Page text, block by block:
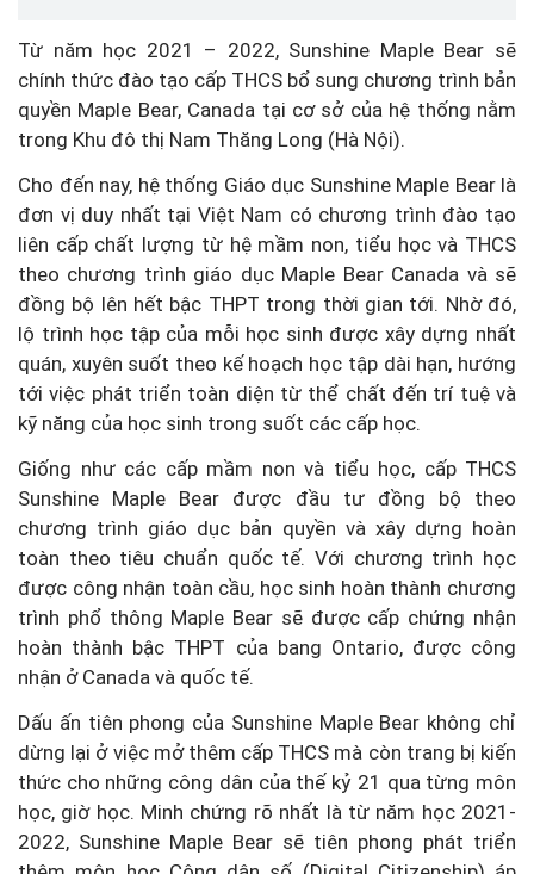
Từ năm học 2021 – 2022, Sunshine Maple Bear sẽ
chính thức đào tạo cấp THCS bổ sung chương trình bản
quyền Maple Bear, Canada tại cơ sở của hệ thống nằm
trong Khu đô thị Nam Thăng Long (Hà Nội).
Cho đến nay, hệ thống Giáo dục Sunshine Maple Bear là
đơn vị duy nhất tại Việt Nam có chương trình đào tạo
liên cấp chất lượng từ hệ mầm non, tiểu học và THCS
theo chương trình giáo dục Maple Bear Canada và sẽ
đồng bộ lên hết bậc THPT trong thời gian tới. Nhờ đó,
lộ trình học tập của mỗi học sinh được xây dựng nhất
quán, xuyên suốt theo kế hoạch học tập dài hạn, hướng
tới việc phát triển toàn diện từ thể chất đến trí tuệ và
kỹ năng của học sinh trong suốt các cấp học.
Giống như các cấp mầm non và tiểu học, cấp THCS
Sunshine Maple Bear được đầu tư đồng bộ theo
chương trình giáo dục bản quyền và xây dựng hoàn
toàn theo tiêu chuẩn quốc tế. Với chương trình học
được công nhận toàn cầu, học sinh hoàn thành chương
trình phổ thông Maple Bear sẽ được cấp chứng nhận
hoàn thành bậc THPT của bang Ontario, được công
nhận ở Canada và quốc tế.
Dấu ấn tiên phong của Sunshine Maple Bear không chỉ
dừng lại ở việc mở thêm cấp THCS mà còn trang bị kiến
thức cho những công dân của thế kỷ 21 qua từng môn
học, giờ học. Minh chứng rõ nhất là từ năm học 2021-
2022, Sunshine Maple Bear sẽ tiên phong phát triển